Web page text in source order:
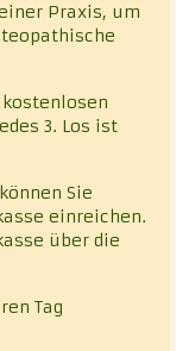
Praxis, um
3. Los ist
Sie
einreichen.
über die
Tag